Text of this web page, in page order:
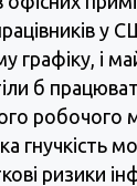
у
графіку, і
б
робочого
гнучкість
ризики